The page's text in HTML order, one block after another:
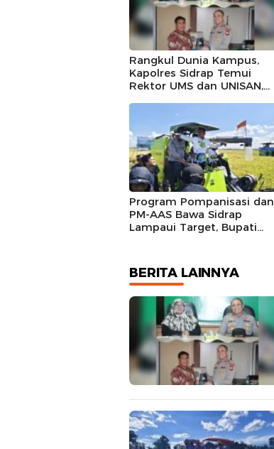
Rangkul Dunia Kampus,
Kapolres Sidrap Temui
Rektor UMS dan UNISAN,
Program Pompanisasi dan
PM-AAS Bawa Sidrap
Lampaui Target, Bupati
BERITA LAINNYA